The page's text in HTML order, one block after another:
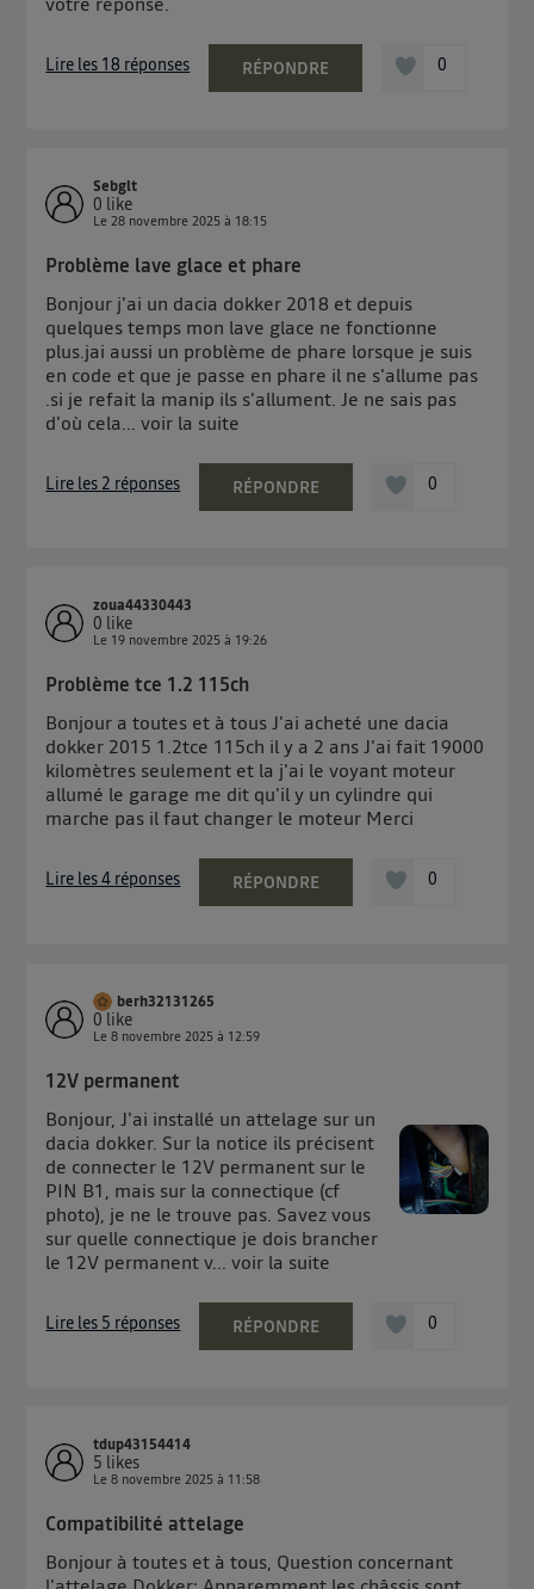
Lire les 18 réponses RÉPONDRE 0
Sebglt
0 like
Le28 novembre 2025 à 18:15
Problème lave glace et phare
Bonjour j'ai un dacia dokker 2018 et depuis
quelques temps mon lave glace ne fonctionne
plus.jai aussi un problème de phare lorsque je suis
en code et que je passe en phare il ne s'allume pas
.si je refait la manip ils s'allument. Je ne sais pas
d'où cela...voir la suite
Lire les 2 réponses RÉPONDRE 0
zoua44330443
0 like
Le 19 novembre 2025 à 19:26
Problème tce 1.2 115ch
Bonjour a toutes et à tous J'ai acheté une dacia
dokker 2015 1.2tce 115ch il y a 2 ans J'ai fait 19000
kilomètres seulement et la j'ai le voyant moteur
allumé le garage me dit qu'il y un cylindre qui
marche pas il faut changer le moteur Merci
Lire les 4 réponses RÉPONDRE 0
berh32131265
0like
Le8 novembre 2025 à 12:59
12V permanent
Bonjour, J'ai installé un attelage sur un
dacia dokker. Sur la notice ils précisent
de connecter le 12V permanent sur le
PIN B1, mais sur la connectique (cf
photo), je ne le trouve pas. Savez vous
sur quelle connectique je dois brancher
le 12V permanent v...voir la suite
Lire les 5 réponses RÉPONDRE 0
tdup43154414
5 likes
Le8 novembre 2025 à 11:58
Compatibilité attelage
Bonjour à toutes et à tous, Question concernant
Elle utilise un identifiant créé par votre opérateur
télécom basé sur votre adresse IP et une référence
de votre contrat internet (ex : votre numéro de
téléphone).
connexion et ayant consenties se verront attribuer le
même identifiant. En général :
sur la navigation des membres du foyer ayant consentis.
connexion mobile
uniquement sur la navigation de l'utilisateur du mobile.
Vous pouvez à tout moment retirer ce consentement
surle portail d’Utiq("
") ou via la page
« gérer Utiq » en bas de ce site. Pour plus
d'informations, veuillez consulter
la Politique
d'Utiq.